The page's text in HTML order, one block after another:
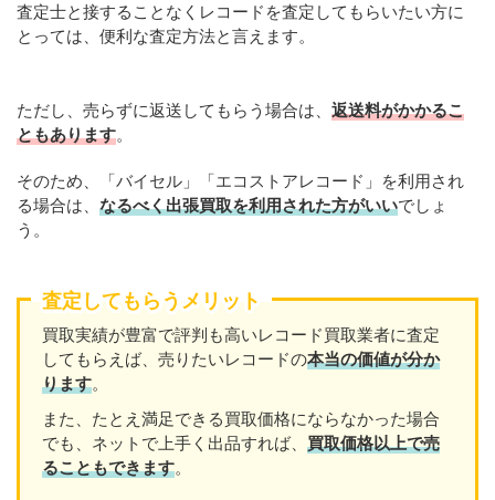
査定士と接することなくレコードを査定してもらいたい方に
とっては、便利な査定方法と言えます。
ただし、売らずに返送してもらう場合は、 返送料がかかるこ
ともあります。
そのため、「バイセル」「エコストアレコード」を利用され
る場合は、 なるべく出張買取を利用された方がいいでしょ
う。
査定してもらうメリット
買取実績が豊富で評判も高いレコード買取業者に査定
してもらえば、売りたいレコードの本当の価値が分か
ります。
また、たとえ満足できる買取価格にならなかった場合
でも、ネットで上手く出品すれば、 買取価格以上で売
ることもできます。